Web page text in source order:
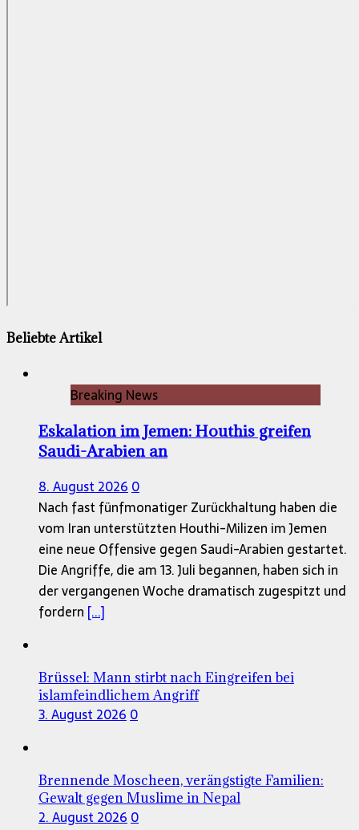
Beliebte Artikel
Breaking News
Eskalation im Jemen: Houthis greifen
Saudi-Arabien an
8. August 2026 0
Nach fast fünfmonatiger Zurückhaltung haben die
vom Iran unterstützten Houthi-Milizen im Jemen
eine neue Offensive gegen Saudi-Arabien gestartet.
Die Angriffe, die am 13. Juli begannen, haben sich in
der vergangenen Woche dramatisch zugespitzt und
fordern [...]
Brüssel: Mann stirbt nach Eingreifen bei
islamfeindlichem Angriff
3. August 2026 0
Brennende Moscheen, verängstigte Familien:
Gewalt gegen Muslime in Nepal
2. August 2026 0